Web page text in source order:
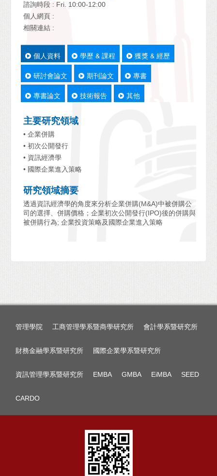
諮詢時段 : Fri. 10:00-12:00
個人網頁 :
相關連結 :
個人資料 學歷 & 課程 獲獎 & 經歷
研討會論文 期刊論文 專書
專書論文 技術報告 其他
主要研究領域
• 企業併購
• 初次公開發行
• 資訊經濟學
• 國際企業進入策略
研究領域摘要
透過資訊經濟學的角度來分析企業併購(M&A)中被併購公
司的選擇、併購價格；企業初次公開發行(IPO)後的併購與
被併購行為; 企業投資策略及國際企業進入策略
管理學院 工商管理學系暨商學研究所 會計學系暨研究所
財務金融學系暨研究所 國際企業學系暨研究所
資訊管理學系暨研究所 EMBA GMBA EiMBA SEED
CARDO